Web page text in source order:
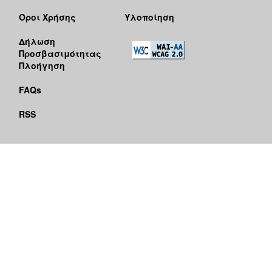
Όροι Χρήσης
Δήλωση
Προσβασιμότητας
Πλοήγηση
FAQs
RSS
Υλοποίηση